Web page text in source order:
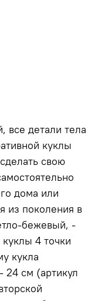
все детали тела
из поколения в